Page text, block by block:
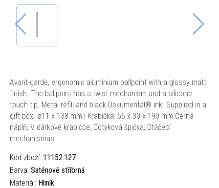
Avant-garde, ergonomic aluminium ballpoint with a glossy matt
finish. The ballpoint has a twist mechanism and a silicone
touch tip. Metal refill and black Dokumental® ink. Supplied in a
gift box. ø11 x 138 mm | Krabička: 55 x 30 x 190 mm Černá
náplň, V dárkové krabičce, Dotyková špička, Otáčecí
mechanismus
Kód zboží: 11152.127
Barva: Saténově stříbrná
Materiál: Hliník